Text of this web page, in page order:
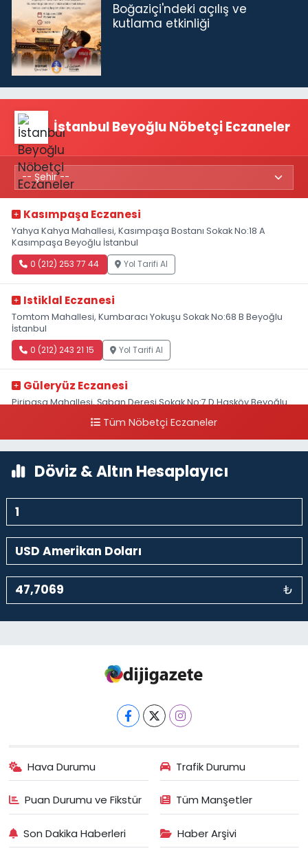
Boğaziçi'ndeki açılış ve
kutlama etkinliği
İstanbul Beyoğlu Nöbetçi Eczaneler
Kasımpaşa Eczanesi
Yahya Kahya Mahallesi, Kasımpaşa Bostanı Sokak No:18 A
Kasımpaşa Beyoğlu İstanbul
0 (212) 253 77 44 Yol Tarifi Al
Istiklal Eczanesi
Tomtom Mahallesi, Kumbaracı Yokuşu Sokak No:68 B Beyoğlu
İstanbul
0 (212) 243 21 15 Yol Tarifi Al
Güleryüz Eczanesi
Piripaşa Mahallesi, Şaban Deresi Sokak No:7 D Hasköy Beyoğlu
Tüm Nöbetçi Eczaneler
Döviz & Altın Hesaplayıcı
₺
Hava Durumu Trafik Durumu
Puan Durumu ve Fikstür Tüm Manşetler
Son Dakika Haberleri Haber Arşivi